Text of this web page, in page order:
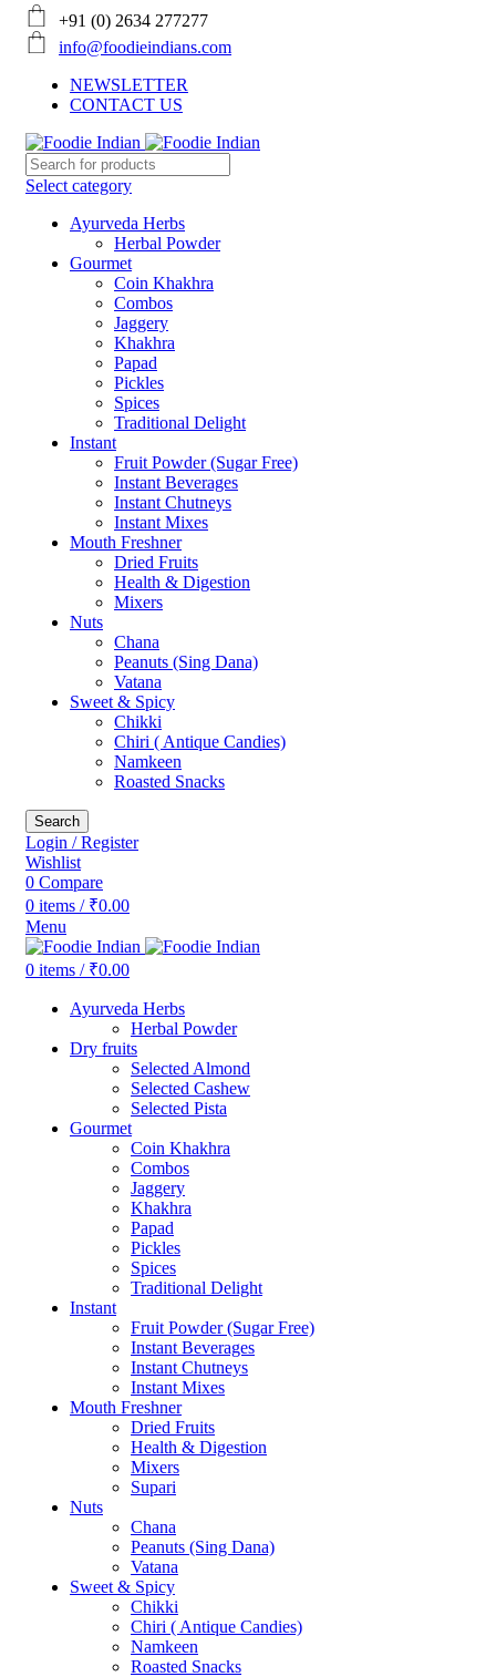
+91 (0) 2634 277277
info@foodieindians.com
NEWSLETTER
CONTACT US
Select category
Ayurveda Herbs
Herbal Powder
Gourmet
Coin Khakhra
Combos
Jaggery
Khakhra
Papad
Pickles
Spices
Traditional Delight
Instant
Fruit Powder (Sugar Free)
Instant Beverages
Instant Chutneys
Instant Mixes
Mouth Freshner
Dried Fruits
Health & Digestion
Mixers
Nuts
Chana
Peanuts (Sing Dana)
Vatana
Sweet & Spicy
Chikki
Chiri ( Antique Candies)
Namkeen
Roasted Snacks
Search
Login / Register
Wishlist
0 Compare
0 items / ₹0.00
Menu
0 items / ₹0.00
Ayurveda Herbs
Herbal Powder
Dry fruits
Selected Almond
Selected Cashew
Selected Pista
Gourmet
Coin Khakhra
Combos
Jaggery
Khakhra
Papad
Pickles
Spices
Traditional Delight
Instant
Fruit Powder (Sugar Free)
Instant Beverages
Instant Chutneys
Instant Mixes
Mouth Freshner
Dried Fruits
Health & Digestion
Mixers
Supari
Nuts
Chana
Peanuts (Sing Dana)
Vatana
Sweet & Spicy
Chikki
Chiri ( Antique Candies)
Namkeen
Roasted Snacks